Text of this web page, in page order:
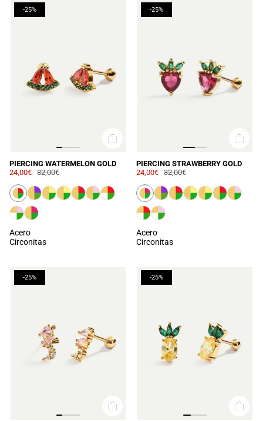
-25%
PIERCING WATERMELON GOLD
24,00€ 32,00€
Acero
Circonitas
-25%
PIERCING STRAWBERRY GOLD
24,00€ 32,00€
Acero
Circonitas
-25% -25%